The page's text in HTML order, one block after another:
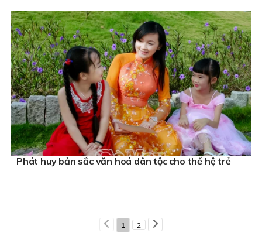
Phát huy bản sắc văn hoá dân tộc cho thế hệ trẻ
1 2